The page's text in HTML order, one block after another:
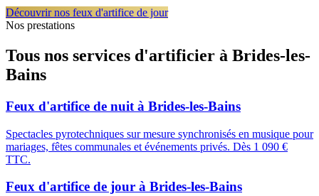
Découvrir nos feux d'artifice de jour
Nos prestations
Tous nos services d'artificier à Brides-les-
Bains
Feux d'artifice de nuit à Brides-les-Bains
Spectacles pyrotechniques sur mesure synchronisés en musique pour
mariages, fêtes communales et événements privés. Dès 1 090 €
TTC.
Feux d'artifice de jour à Brides-les-Bains